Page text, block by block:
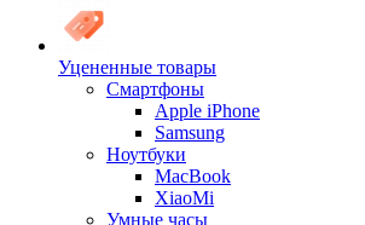
Уцененные товары
Cмартфоны
Apple iPhone
Samsung
Ноутбуки
MacBook
XiaoMi
Умные часы